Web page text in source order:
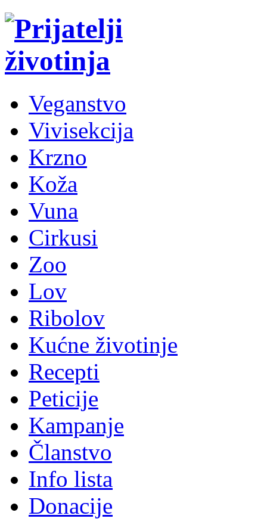
Veganstvo
Vivisekcija
Krzno
Koža
Vuna
Cirkusi
Zoo
Lov
Ribolov
Kućne životinje
Recepti
Peticije
Kampanje
Članstvo
Info lista
Donacije